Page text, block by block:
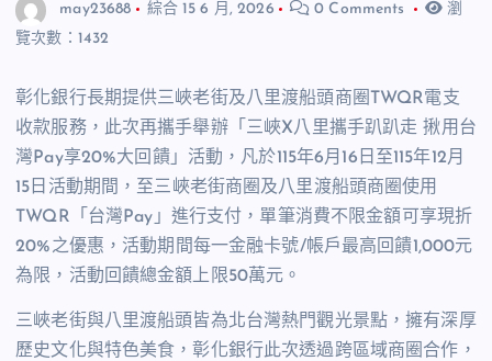
may23688 綜合 15 6 月, 2026 0 Comments
瀏
覽次數：1432
彰化銀行長期提供三峽老街及八里渡船頭商圈 TWQR電支
收款服務，此次再攜手舉辦「三峽X八里攜手趴趴走 揪用台
灣 Pay享20%大回饋」活動，凡於115年6月 16 日至115年12月
15 日活動期間，至三峽老街商圈及八里渡船頭商圈使用
TWQR 「台灣 Pay 」進行支付，單筆消費不限金額可享現折
20%之優惠，活動期間每一金融卡號/帳戶最高回饋1,000元
為限，活動回饋總金額上限50萬元。
三峽老街與八里渡船頭皆為北台灣熱門觀光景點，擁有深厚
歷史文化與特色美食，彰化銀行此次透過跨區域商圈合作，